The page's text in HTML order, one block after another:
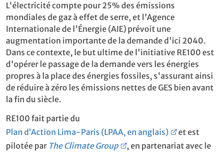
L'électricité compte pour 25% des émissions
mondiales de gaz à effet de serre, et l'Agence
Internationale de l'Énergie (AIE) prévoit une
augmentation importante de la demande d'ici 2040.
Dans ce contexte, le but ultime de l'initiative RE100 est
d'opérer le passage de la demande vers les énergies
propres à la place des énergies fossiles, s'assurant ainsi
de réduire à zéro les émissions nettes de GES bien avant
la fin du siècle.
RE100 fait partie du
Plan d’Action Lima-Paris (LPAA, en anglais)
et est
pilotée par The Climate Group
, en partenariat avec le